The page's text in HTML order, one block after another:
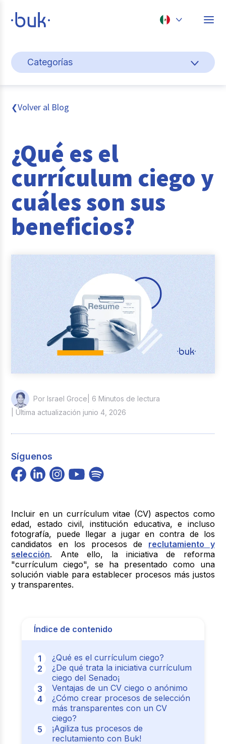
Perú
Categorías
Gestión de personas
Cultura y bienestar laboral
Transformación digital
Tendencias y data
Novedades
Entrevistas con expertos
Actualidad laboral
❮Volver al Blog
¿Qué es el
currículum ciego y
cuáles son sus
beneficios?
Por Israel Groce | 6 Minutos de lectura
| Última actualización junio 4, 2026
Síguenos
Incluir en un currículum vitae (CV) aspectos como
edad, estado civil, institución educativa, e incluso
fotografía, puede llegar a jugar en contra de los
candidatos en los procesos de reclutamiento y
selección. Ante ello, la iniciativa de reforma
"currículum ciego", se ha presentado como una
solución viable para establecer procesos más justos
y transparentes.
Índice de contenido
¿Qué es el currículum ciego?
¿De qué trata la iniciativa currículum
ciego del Senado¡
Ventajas de un CV ciego o anónimo
¿Cómo crear procesos de selección
más transparentes con un CV
ciego?
¡Agiliza tus procesos de
reclutamiento con Buk!